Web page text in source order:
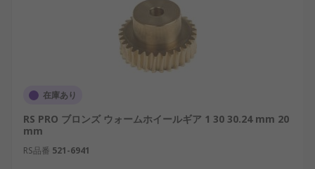
在庫あり
RS PRO ブロンズ ウォームホイールギア 1 30 30.24 mm 20
mm
RS品番 521-6941